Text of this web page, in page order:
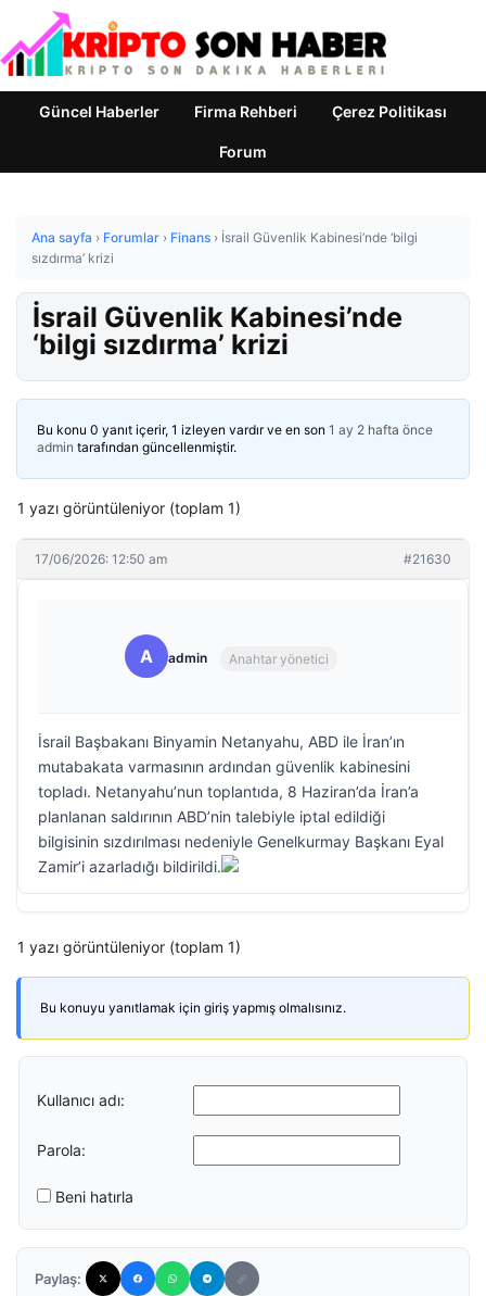
Güncel Haberler Firma Rehberi Çerez Politikası
Forum
Ana sayfa › Forumlar › Finans › İsrail Güvenlik Kabinesi’nde ‘bilgi
sızdırma’ krizi
İsrail Güvenlik Kabinesi’nde
‘bilgi sızdırma’ krizi
Bu konu 0 yanıt içerir, 1 izleyen vardır ve en son 1 ay 2 hafta önce
admin tarafından güncellenmiştir.
1 yazı görüntüleniyor (toplam 1)
17/06/2026: 12:50 am #21630
A admin Anahtar yönetici
İsrail Başbakanı Binyamin Netanyahu, ABD ile İran’ın
mutabakata varmasının ardından güvenlik kabinesini
topladı. Netanyahu’nun toplantıda, 8 Haziran’da İran’a
planlanan saldırının ABD’nin talebiyle iptal edildiği
bilgisinin sızdırılması nedeniyle Genelkurmay Başkanı Eyal
Zamir’i azarladığı bildirildi.
1 yazı görüntüleniyor (toplam 1)
Bu konuyu yanıtlamak için giriş yapmış olmalısınız.
Kullanıcı adı:
Parola:
Beni hatırla
Paylaş: